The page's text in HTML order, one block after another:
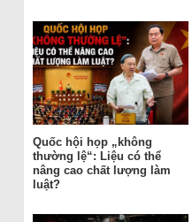
Quốc hội họp „không
thường lệ“: Liệu có thể
nâng cao chất lượng làm
luật?